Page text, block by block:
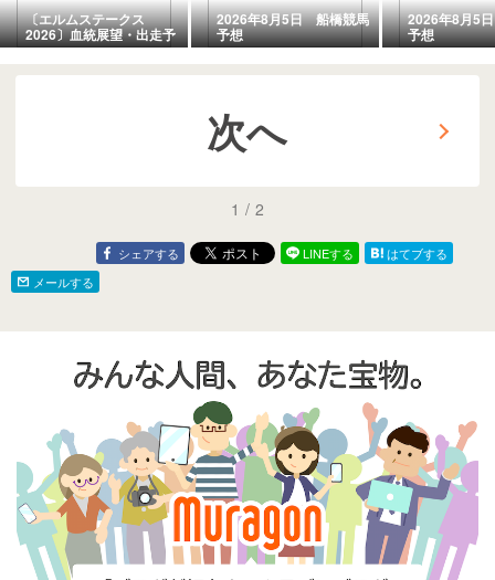
〔エルムステークス
2026〕血統展望・出走予
定馬/予想オッズ、北の大
地で躍動するのは？
2026年8月5日 船橋競馬
予想
2026年8月5
予想
次へ
1 / 2
シェアする LINEする
はてブする
メールする